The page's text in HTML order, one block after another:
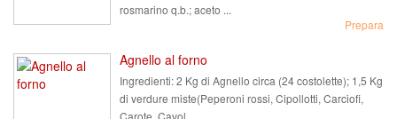
rosmarino q.b.; aceto ...
Prepara
Agnello al forno
Ingredienti:2 Kg di Agnello circa (24 costolette); 1,5 Kg
di verdure miste(Peperoni rossi, Cipollotti, Carciofi,
Carote, Cavol ...